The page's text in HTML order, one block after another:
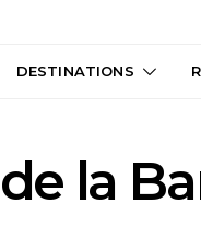
DESTINATIONS
la